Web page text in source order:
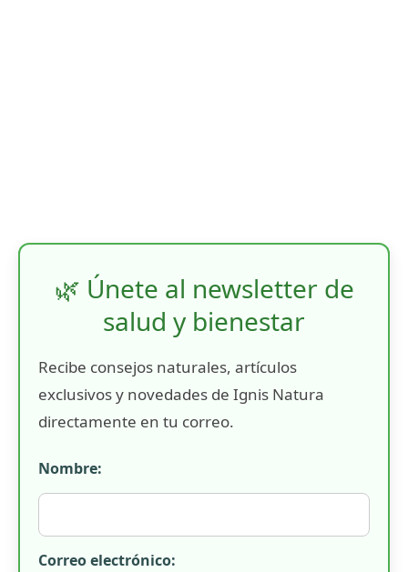
🌿 Únete al newsletter de
salud y bienestar
Recibe consejos naturales, artículos
exclusivos y novedades de Ignis Natura
directamente en tu correo.
Nombre:
Correo electrónico: